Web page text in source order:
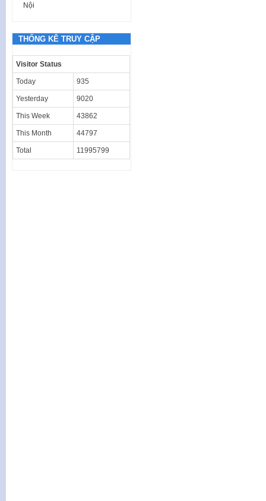
Nội
THỐNG KÊ TRUY CẬP
Visitor Status
Today 935
Yesterday 9020
This Week 43862
This Month 44797
Total 11995799